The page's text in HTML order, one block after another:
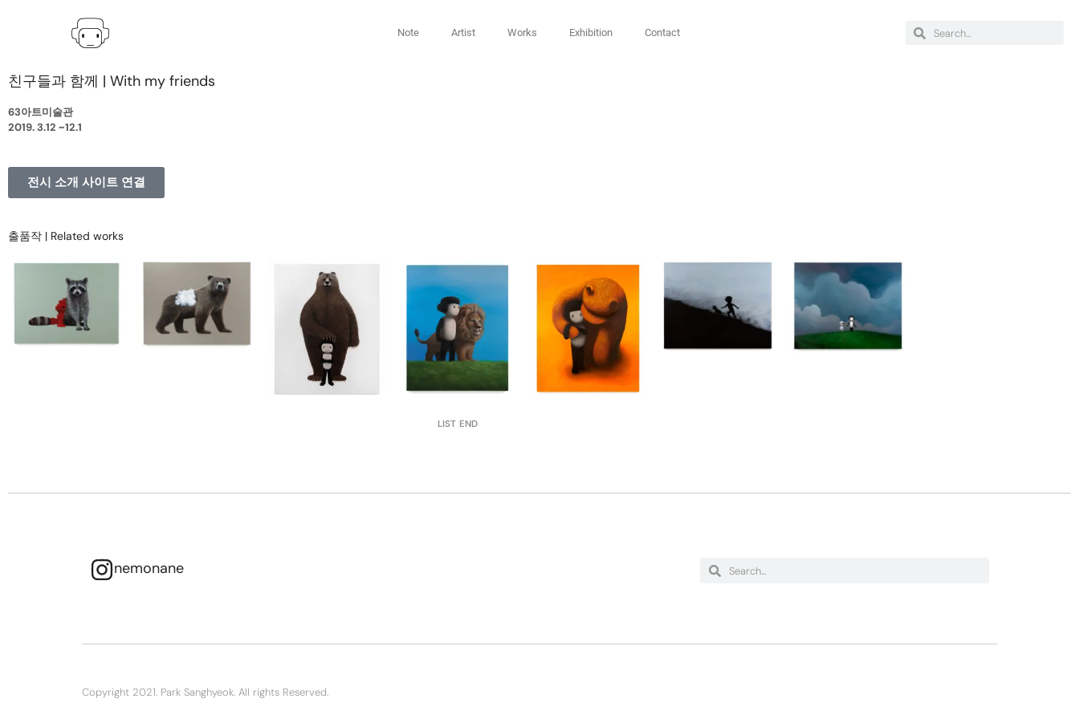
Note Artist Works Exhibition Contact
친구들과 함께 | With my friends
63아트미술관
2019. 3.12 ~12.1
전시 소개 사이트 연결
출품작 | Related works
LIST END
nemonane
Copyright 2021. Park Sanghyeok. All rights Reserved.